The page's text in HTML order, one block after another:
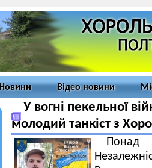
Новини Відео новини
У вогні пекельної
молодий танкіст з
Понад